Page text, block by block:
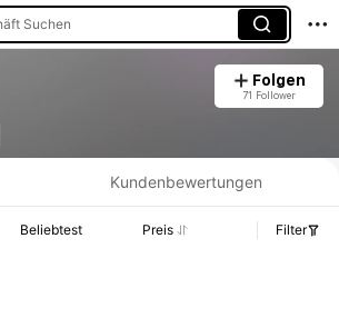
Suchen
Folgen
71 Follower
Verkaufs- und Lagerbestandsdetails.
Kundenbewertungen
Beliebtest Preis Filter